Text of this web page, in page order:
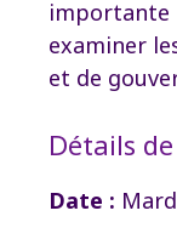
importante
examiner
et de
Détails
Date :